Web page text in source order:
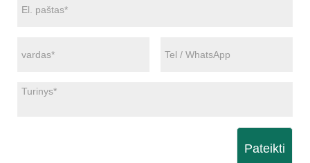
Pateikti